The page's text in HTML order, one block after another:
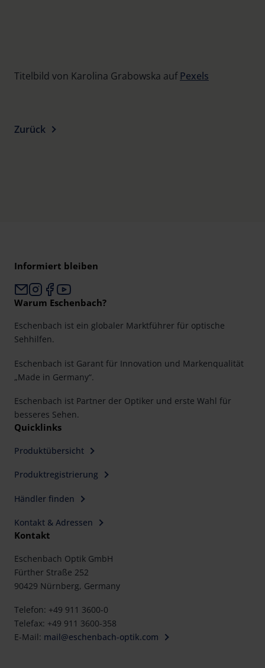
Titelbild von Karolina Grabowska aufPexels
Zurück
Informiert bleiben
Warum Eschenbach?
Eschenbach ist ein globaler Marktführer für optische
Sehhilfen.
Eschenbach ist Garant für Innovation und Markenqualität
„Made in Germany“.
Eschenbach ist Partner der Optiker und erste Wahl für
besseres Sehen.
Quicklinks
Produktübersicht
Produktregistrierung
Händler finden
Kontakt & Adressen
Kontakt
Eschenbach Optik GmbH
Fürther Straße 252
90429 Nürnberg, Germany
Telefon: +49 911 3600-0
Telefax: +49 911 3600-358
E-Mail: mail@eschenbach-optik.com